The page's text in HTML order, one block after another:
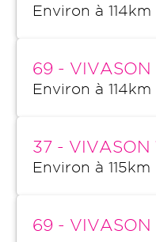
Environ à 114km
69 - VIVASON
Environ à 114km
37 - VIVASON
Environ à 115km
69 - VIVASON